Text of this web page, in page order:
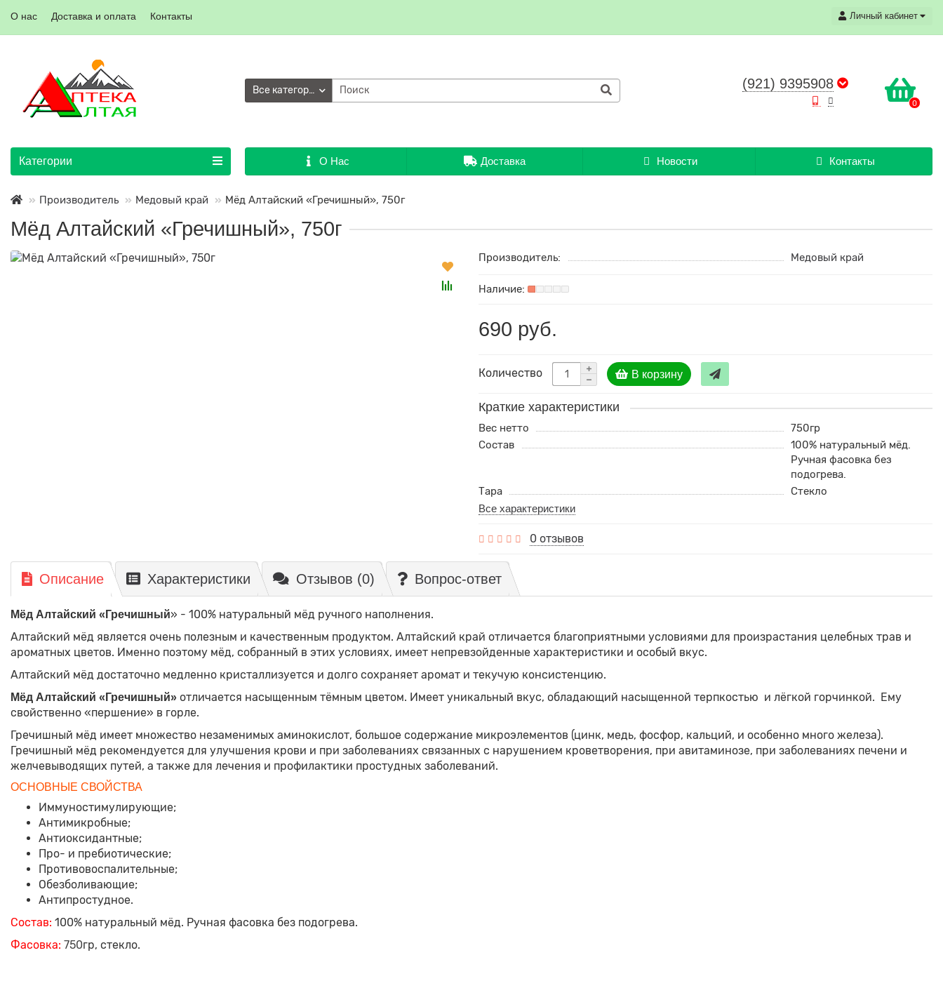
Личный кабинет
О нас Доставка и оплата Контакты
(921) 9395908
0
Все категории
Категории О Нас Доставка Новости Контакты
Производитель Медовый край Мёд Алтайский «Гречишный», 750г
Мёд Алтайский «Гречишный», 750г
Производитель: Медовый край
690 руб.
Количество В корзину
Краткие характеристики
Вес нетто
750гр
Состав
100% натуральный мёд.
Ручная фасовка без
подогрева.
Тара
Стекло
Все характеристики
0 отзывов
Описание Характеристики Отзывов (0) Вопрос-ответ
Мёд Алтайский «Гречишный» - 100% натуральный мёд ручного наполнения.
Алтайский мёд является очень полезным и качественным продуктом. Алтайский край отличается благоприятными условиями для произрастания целебных трав и
ароматных цветов. Именно поэтому мёд, собранный в этих условиях, имеет непревзойденные характеристики и особый вкус.
Алтайский мёд достаточно медленно кристаллизуется и долго сохраняет аромат и текучую консистенцию.
Мёд Алтайский «Гречишный» отличается насыщенным тёмным цветом. Имеет уникальный вкус, обладающий насыщенной терпкостью и лёгкой горчинкой. Ему
свойственно «першение» в горле.
Гречишный мёд имеет множество незаменимых аминокислот, большое содержание микроэлементов (цинк, медь, фосфор, кальций, и особенно много железа).
Гречишный мёд рекомендуется для улучшения крови и при заболеваниях связанных с нарушением кроветворения, при авитаминозе, при заболеваниях печени и
желчевыводящих путей, а также для лечения и профилактики простудных заболеваний.
ОСНОВНЫЕ СВОЙСТВА
Иммуностимулирующие;
Антимикробные;
Антиоксидантные;
Про- и пребиотические;
Противовоспалительные;
Обезболивающие;
Антипростудное.
Состав: 100% натуральный мёд. Ручная фасовка без подогрева.
Фасовка: 750гр, стекло.